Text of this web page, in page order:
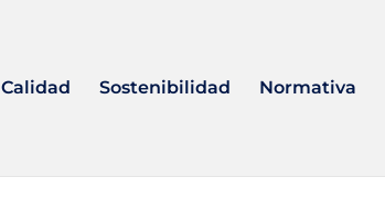
Calidad Sostenibilidad Normativa